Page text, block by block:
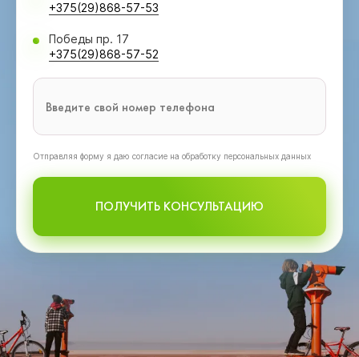
+375(29)868-57-53
Победы пр. 17
+375(29)868-57-52
Oтправляя форму я даю согласие на обработку персональных данных
ПОЛУЧИТЬ КОНСУЛЬТАЦИЮ